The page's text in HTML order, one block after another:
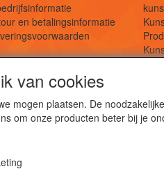
en betalingsinformatie
voor kunststof platen,
van cookies
mogen plaatsen. De
om onze producten beter bij je